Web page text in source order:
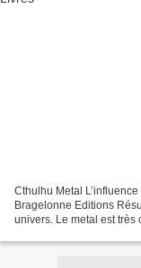
Cthulhu Metal
Bragelonne Editions
univers. Le metal est